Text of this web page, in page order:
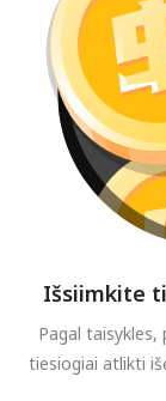
Išsiimkite
Pagal
tiesiogiai atlikti